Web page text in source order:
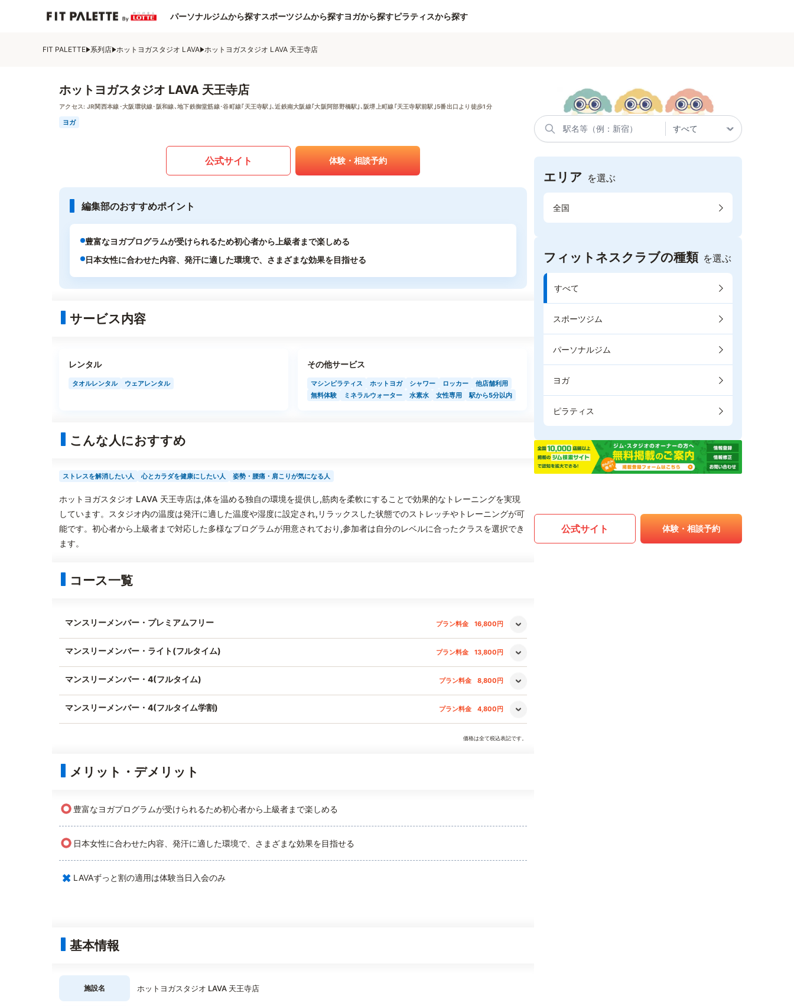
パーソナルジムから探すスポーツジムから探すヨガから探すピラティスから探す
FIT PALETTE 系列店 ホットヨガスタジオ LAVA ホットヨガスタジオ LAVA 天王寺店
ホットヨガスタジオ LAVA 天王寺店
アクセス: JR関西本線･大阪環状線･阪和線､地下鉄御堂筋線･谷町線｢天王寺駅｣､近鉄南大阪線｢大阪阿部野橋駅｣､阪堺上町線｢天王寺駅前駅｣5番出口より徒歩1分
ヨガ
公式サイト 体験・相談予約
編集部のおすすめポイント
豊富なヨガプログラムが受けられるため初心者から上級者まで楽しめる
日本女性に合わせた内容、発汗に適した環境で、さまざまな効果を目指せる
サービス内容
レンタル
タオルレンタル ウェアレンタル
その他サービス
マシンピラティス ホットヨガ シャワー ロッカー
他店舗利用
無料体験
ミネラルウォーター 水素水 女性専用 駅から5分以内
こんな人におすすめ
ストレスを解消したい人 心とカラダを健康にしたい人 姿勢・腰痛・肩こりが気になる人
ホットヨガスタジオ LAVA 天王寺店は,体を温める独自の環境を提供し,筋肉を柔軟にすることで効果的なトレーニングを実現
しています。スタジオ内の温度は発汗に適した温度や湿度に設定され,リラックスした状態でのストレッチやトレーニングが可
能です。初心者から上級者まで対応した多様なプログラムが用意されており,参加者は自分のレベルに合ったクラスを選択でき
ます。
コース一覧
マンスリーメンバー・プレミアムフリー プラン料金 16,800円
マンスリーメンバー・ライト(フルタイム) プラン料金 13,800円
マンスリーメンバー・4(フルタイム) プラン料金 8,800円
マンスリーメンバー・4(フルタイム学割) プラン料金 4,800円
価格は全て税込表記です。
メリット・デメリット
○ 豊富なヨガプログラムが受けられるため初心者から上級者まで楽しめる
○ 日本女性に合わせた内容、発汗に適した環境で、さまざまな効果を目指せる
× LAVAずっと割の適用は体験当日入会のみ
基本情報
施設名 ホットヨガスタジオ LAVA 天王寺店
エリア を選ぶ
全国
フィットネスクラブの種類 を選ぶ
すべて
スポーツジム
パーソナルジム
ヨガ
ピラティス
公式サイト 体験・相談予約